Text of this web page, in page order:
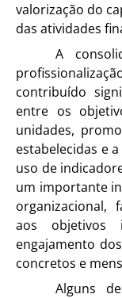
valorização do
das atividades
A
contribuído
entre os
unidades,
estabelecidas e
uso de
um importante
organizacional,
aos objetivos
engajamento
concretos e
Alguns